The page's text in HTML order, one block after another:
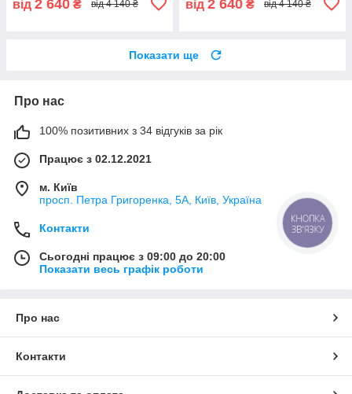
від 2 640 ₴ від 4 140 ₴ від 2 640 ₴ від 4 140 ₴
Показати ще
Про нас
100% позитивних з 34 відгуків за рік
Працює з 02.12.2021
м. Київ
просп. Петра Григоренка, 5А, Київ, Україна
Контакти
Сьогодні працює з 09:00 до 20:00
Показати весь графік роботи
Про нас
Контакти
КНОПКА
ЗВ'ЯЗКУ